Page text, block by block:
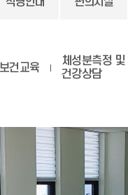
보건교육
체성분측정 및
건강상담